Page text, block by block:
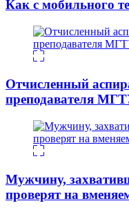
Как с мобильного
Отчисленный
преподавателя
Мужчину,
проверят на